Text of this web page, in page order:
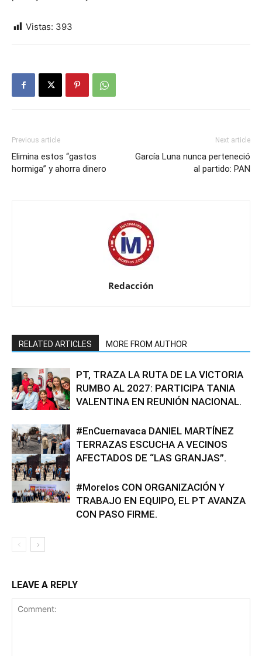
Vistas: 393
Previous article
Elimina estos “gastos
hormiga” y ahorra dinero
Next article
García Luna nunca perteneció
al partido: PAN
Redacción
RELATED ARTICLES MORE FROM AUTHOR
PT, TRAZA LA RUTA DE LA VICTORIA
RUMBO AL 2027: PARTICIPA TANIA
VALENTINA EN REUNIÓN NACIONAL.
#EnCuernavaca DANIEL MARTÍNEZ
TERRAZAS ESCUCHA A VECINOS
AFECTADOS DE “LAS GRANJAS”.
#Morelos CON ORGANIZACIÓN Y
TRABAJO EN EQUIPO, EL PT AVANZA
CON PASO FIRME.
LEAVE A REPLY